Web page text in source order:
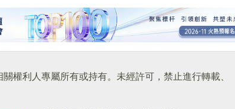
權利人專屬所有或持有。未經許可，禁止進行轉載、